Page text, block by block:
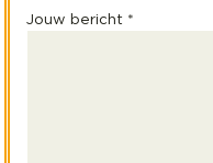
Jouw bericht *